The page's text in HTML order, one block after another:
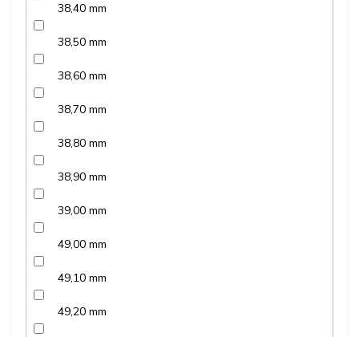
38,40 mm
38,50 mm
38,60 mm
38,70 mm
38,80 mm
38,90 mm
39,00 mm
49,00 mm
49,10 mm
49,20 mm